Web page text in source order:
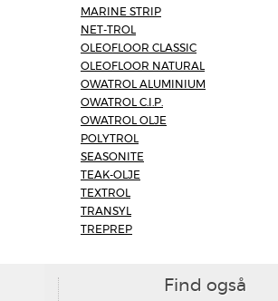
MARINE STRIP
NET-TROL
OLEOFLOOR CLASSIC
OLEOFLOOR NATURAL
OWATROL ALUMINIUM
OWATROL C.I.P.
OWATROL OLJE
POLYTROL
SEASONITE
TEAK-OLJE
TEXTROL
TRANSYL
TREPREP
Find også